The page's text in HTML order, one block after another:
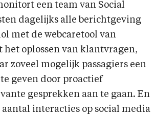
een team van Social
dagelijks alle berichtgeving
met de webcaretool van
het oplossen van klantvragen,
zoveel mogelijk passagiers een
geven door proactief
gesprekken aan te gaan. En
aantal interacties op social media